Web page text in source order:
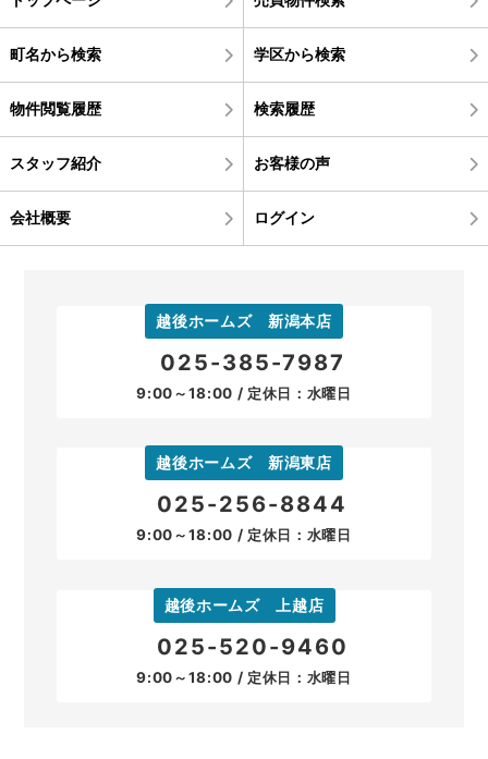
町名から検索 学区から検索
物件閲覧履歴 検索履歴
スタッフ紹介 お客様の声
会社概要 ログイン
越後ホームズ 新潟本店
025-385-7987
9:00～18:00 / 定休日：水曜日
越後ホームズ 新潟東店
025-256-8844
9:00～18:00 / 定休日：水曜日
越後ホームズ 上越店
025-520-9460
9:00～18:00 / 定休日：水曜日